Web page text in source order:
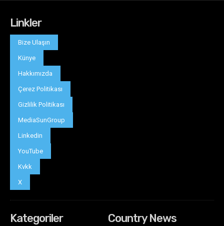
Linkler
Bize Ulaşın
Künye
Hakkımızda
Çerez Politikası
Gizlilik Politikası
MediaSunGroup
Linkedin
YouTube
Kvkk
X
Kategoriler
Country News